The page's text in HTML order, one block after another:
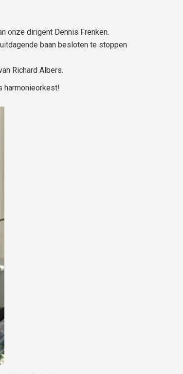
onze dirigent Dennis Frenken.
baan besloten te stoppen
Richard Albers.
harmonieorkest!